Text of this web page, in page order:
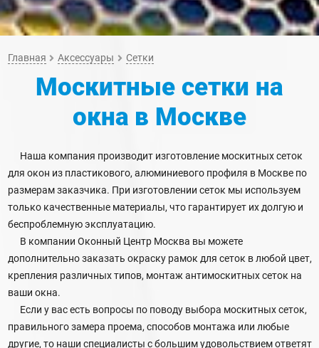
Главная Аксессуары Сетки
Москитные сетки на
окна в Москве
Наша компания производит изготовление москитных сеток
для окон из пластикового, алюминиевого профиля в Москве по
размерам заказчика. При изготовлении сеток мы используем
только качественные материалы, что гарантирует их долгую и
беспроблемную эксплуатацию.
В компании Оконный Центр Москва вы можете
дополнительно заказать окраску рамок для сеток в любой цвет,
крепления различных типов, монтаж антимоскитных сеток на
ваши окна.
Если у вас есть вопросы по поводу выбора москитных сеток,
правильного замера проема, способов монтажа или любые
другие, то наши специалисты с большим удовольствием ответят